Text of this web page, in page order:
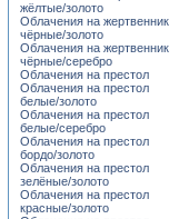
жёлтые/золото
Облачения на жертвенник
чёрные/золото
Облачения на жертвенник
чёрные/серебро
Облачения на престол
Облачения на престол
белые/золото
Облачения на престол
белые/серебро
Облачения на престол
бордо/золото
Облачения на престол
зелёные/золото
Облачения на престол
красные/золото